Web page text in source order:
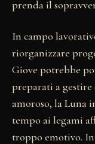
prenda il
In campo
riorganizzare
Giove potrebbe
preparati a
amoroso, la Luna
tempo ai legami
troppo emotivo.